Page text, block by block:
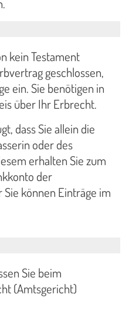
kein Testament
geschlossen,
ein. Sie benötigen in
über Ihr Erbrecht.
dass Sie allein die
oder des
erhalten Sie zum
der
können Einträge im
Sie beim
(Amtsgericht)